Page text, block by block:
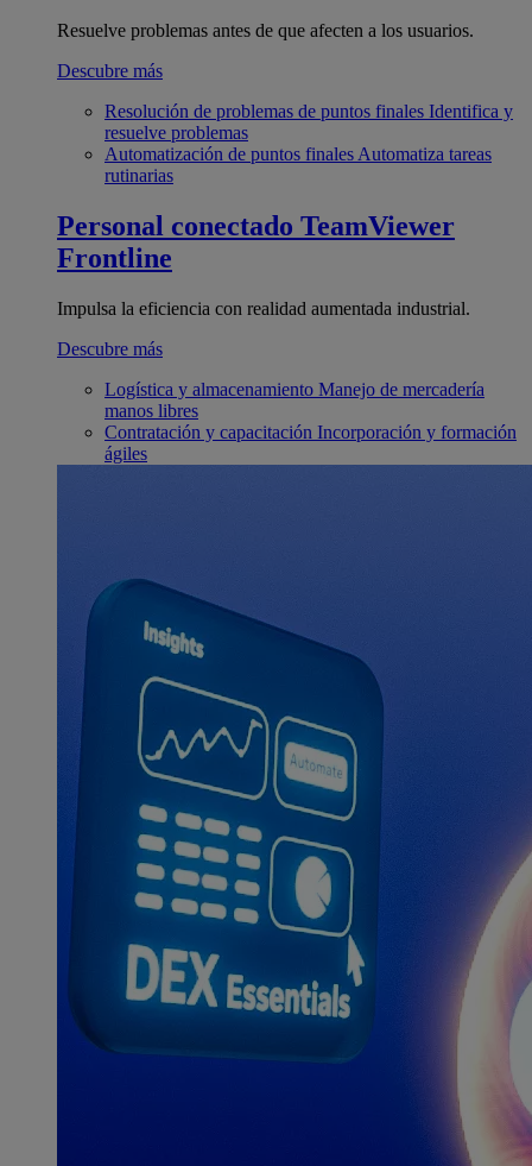
Resuelve problemas antes de que afecten a los usuarios.
Descubre más
Resolución de problemas de puntos finales Identifica y
resuelve problemas
Automatización de puntos finales Automatiza tareas
rutinarias
Personal conectado TeamViewer
Frontline
Impulsa la eficiencia con realidad aumentada industrial.
Descubre más
Logística y almacenamiento Manejo de mercadería
manos libres
Contratación y capacitación Incorporación y formación
ágiles